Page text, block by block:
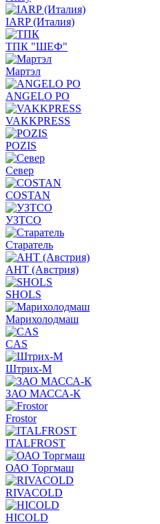
IARP (Италия)
ТПК "ШЕФ"
Мартэл
ANGELO PO
VAKKPRESS
POZIS
Север
COSTAN
УЗТСО
Старатель
АНТ (Австрия)
SHOLS
Марихолодмаш
CAS
Штрих-М
ЗАО МАССА-К
Frostor
ITALFROST
ОАО Торгмаш
RIVACOLD
HICOLD